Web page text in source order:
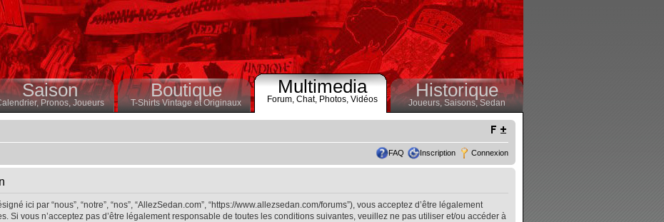
Saison
Pronos, Joueurs
Boutique
T-Shirts Vintage et Originaux
Multimedia
Forum, Chat, Photos, Vidéos Historique
Joueurs, Saisons,Sedan
FAQ Inscription Connexion
ici par “nous”, “notre”, “nos”, “AllezSedan.com”, “https://www.allezsedan.com/forums”), vous acceptez d’être légalement
Si vous n’acceptez pas d’être légalement responsable de toutes les conditions suivantes, veuillez ne pas utiliser et/ou accéder à